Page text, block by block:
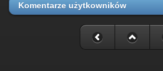
Komentarze użytkowników